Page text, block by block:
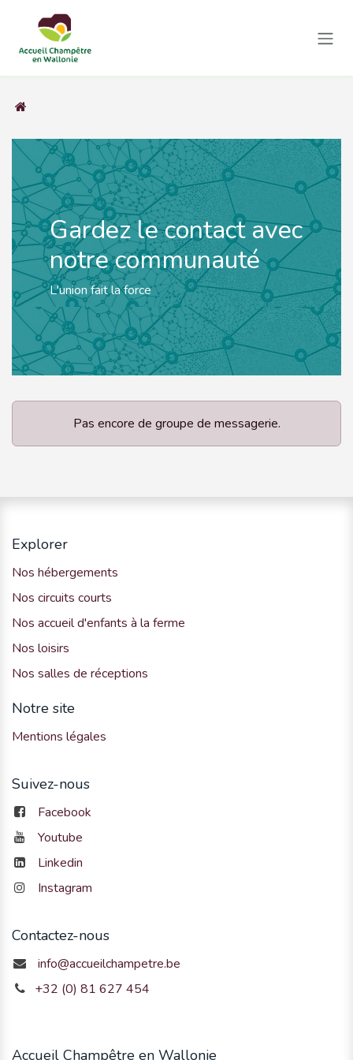
Gardez le contact avec
notre communauté
L'union fait la force
Pas encore de groupe de messagerie.
Explorer
Nos hébergements
Nos circuits courts
Nos accueil d'enfants à la ferme
Nos loisirs
Nos salles de réceptions
Notre site
Mentions légales
Suivez-nous
Facebook
Youtube
Linkedin
Instagram
Contactez-nous
info@accueilchampetre.be
+32 (0) 81 627 454
Accueil Champêtre en Wallonie